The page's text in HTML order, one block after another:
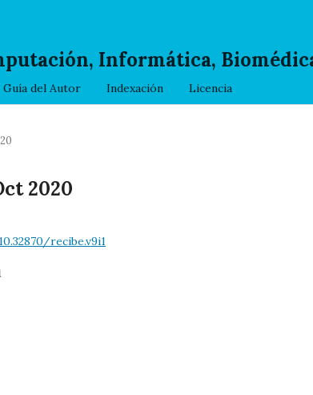
Informática,
Guía del Autor Indexación Licencia
2020
recibe.v9i1